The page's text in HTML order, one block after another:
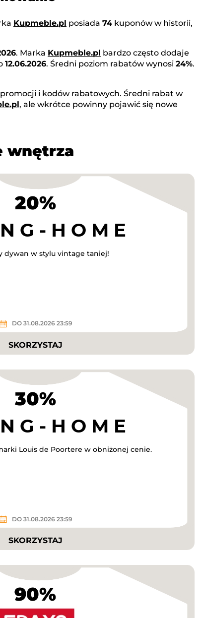
Kupmeble.pl posiada 74 kuponów w historii,
. Marka Kupmeble.pl bardzo często dodaje
12.06.2026. Średni poziom rabatów wynosi 24%.
i kodów rabatowych. Średni rabat w
, ale wkrótce powinny pojawić się nowe
wnętrza
20%
dywan w stylu vintage taniej!
DO 31.08.2026 23:59
SKORZYSTAJ
30%
Louis de Poortere w obniżonej cenie.
DO 31.08.2026 23:59
SKORZYSTAJ
90%